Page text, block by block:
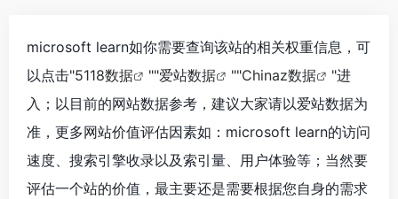
microsoft learn如你需要查询该站的相关权重信息，可
以点击"5118数据 ""爱站数据 ""Chinaz数据
"进
入；以目前的网站数据参考，建议大家请以爱站数据为
准，更多网站价值评估因素如：microsoft learn的访问
速度、搜索引擎收录以及索引量、用户体验等；当然要
评估一个站的价值，最主要还是需要根据您自身的需求